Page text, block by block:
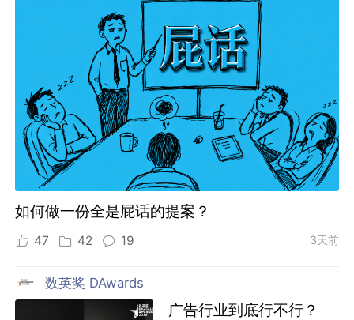
如何做一份全是屁话的提案？
47 42 19 3天前
数英奖 DAwards
广告行业到底行不行？